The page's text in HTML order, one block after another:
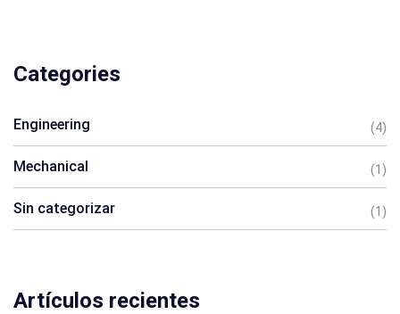
Categories
Engineering (4)
Mechanical (1)
Sin categorizar (1)
Artículos recientes